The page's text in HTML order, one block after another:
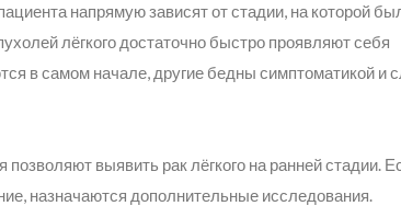
напрямую зависят от стадии, на которой
лёгкого достаточно быстро проявляют себя
в самом начале, другие бедны симптоматикой и
выявить рак лёгкого на ранней стадии.
назначаются дополнительные исследования.